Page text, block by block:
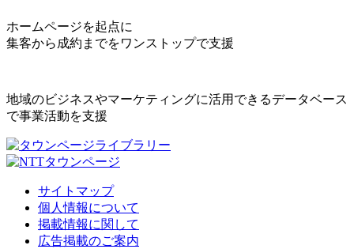
ホームページを起点に
集客から成約までをワンストップで支援
地域のビジネスやマーケティングに活用できるデータベース
で事業活動を支援
サイトマップ
個人情報について
掲載情報に関して
広告掲載のご案内